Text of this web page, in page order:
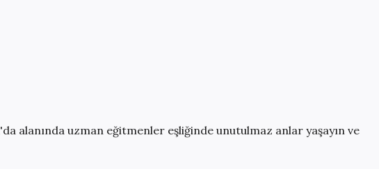
'da alanında uzman eğitmenler eşliğinde unutulmaz anlar yaşayın ve